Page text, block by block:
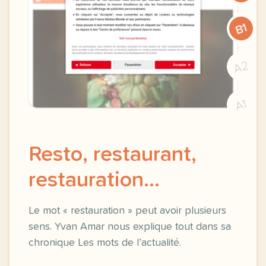
B1
A2
A1
Resto, restaurant,
restauration...
Le mot « restauration » peut avoir plusieurs
sens. Yvan Amar nous explique tout dans sa
chronique Les mots de l’actualité.